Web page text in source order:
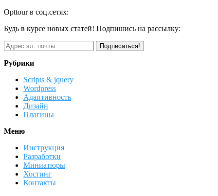
Opttour в соц.сетях:
Будь в курсе новых статей! Подпишись на рассылку:
Рубрики
Scripts & jquery
Wordpress
Адаптивность
Дизайн
Плагины
Меню
Инструкция
Разработки
Миниатюры
Хостинг
Контакты